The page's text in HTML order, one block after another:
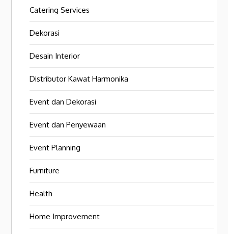
Catering Services
Dekorasi
Desain Interior
Distributor Kawat Harmonika
Event dan Dekorasi
Event dan Penyewaan
Event Planning
Furniture
Health
Home Improvement